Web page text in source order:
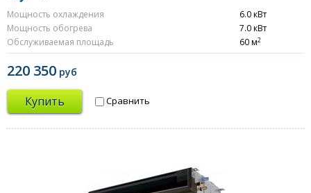
Мощность охлаждения
6.0 кВт
Мощность обогрева
7.0 кВт
Обслуживаемая площадь
60 м2
220 350 руб
Купить Сравнить